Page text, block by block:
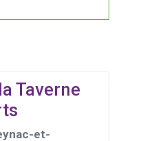
Taverne
et-